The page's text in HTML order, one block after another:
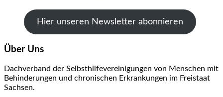
Hier unseren Newsletter abonnieren
Über Uns
Dachverband der Selbsthilfevereinigungen von Menschen mit
Behinderungen und chronischen Erkrankungen im Freistaat
Sachsen.